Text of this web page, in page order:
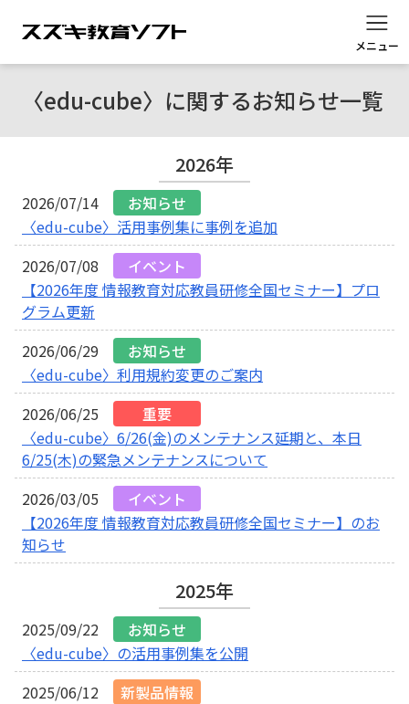
メニュー
〈edu-cube〉に関するお知らせ一覧
2026年
〈edu-cube〉活用事例集に事例を追加
【2026年度 情報教育対応教員研修全国セミナー】プロ
グラム更新
〈edu-cube〉利用規約変更のご案内
〈edu-cube〉6/26(金)のメンテナンス延期と、本日
6/25(木)の緊急メンテナンスについて
【2026年度 情報教育対応教員研修全国セミナー】のお
知らせ
2025年
〈edu-cube〉の活用事例集を公開